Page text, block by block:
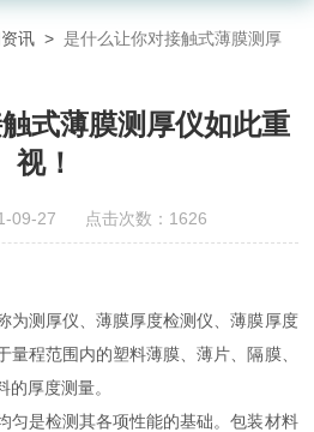
讯 > 是什么让你对接触式薄膜测厚
式薄膜测厚仪如此重
视！
09-27 点击次数：1626
为测厚仪、薄膜厚度检测仪、薄膜厚度
程范围内的塑料薄膜、薄片、隔膜、
厚度测量。
是检测其各项性能的基础。包装材料